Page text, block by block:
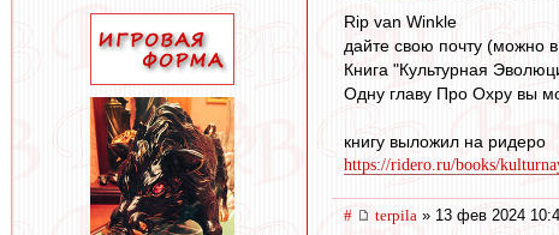
Rip van Winkle
дайте свою почту (можно
Книга "Культурная
Одну главу Про Охру вы
книгу выложил на ридеро
https://ridero.ru/books/
# terpila » 13 фев 2024